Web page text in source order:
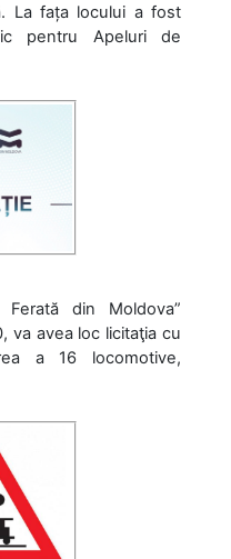
La fața locului a fost
pentru Apeluri de
din Moldova”
va avea loc licitaţia cu
a 16 locomotive,